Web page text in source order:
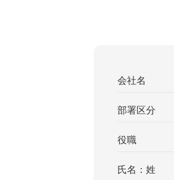
会社名
部署区分
役職
氏名：姓